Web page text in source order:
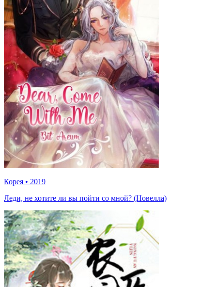
Корея • 2019
Леди, не хотите ли вы пойти со мной? (Новелла)